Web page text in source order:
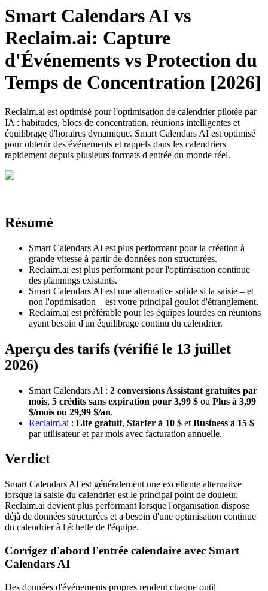
Smart Calendars AI vs
Reclaim.ai: Capture
d'Événements vs Protection du
Temps de Concentration [2026]
Reclaim.ai est optimisé pour l'optimisation de calendrier pilotée par
IA : habitudes, blocs de concentration, réunions intelligentes et
équilibrage d'horaires dynamique. Smart Calendars AI est optimisé
pour obtenir des événements et rappels dans les calendriers
rapidement depuis plusieurs formats d'entrée du monde réel.
Résumé
Smart Calendars AI est plus performant pour la création à
grande vitesse à partir de données non structurées.
Reclaim.ai est plus performant pour l'optimisation continue
des plannings existants.
Smart Calendars AI est une alternative solide si la saisie – et
non l'optimisation – est votre principal goulot d'étranglement.
Reclaim.ai est préférable pour les équipes lourdes en réunions
ayant besoin d'un équilibrage continu du calendrier.
Aperçu des tarifs (vérifié le 13 juillet
2026)
Smart Calendars AI : 2 conversions Assistant gratuites par
mois, 5 crédits sans expiration pour 3,99 $ ou Plus à 3,99
$/mois ou 29,99 $/an.
Reclaim.ai : Lite gratuit, Starter à 10 $ et Business à 15 $
par utilisateur et par mois avec facturation annuelle.
Verdict
Smart Calendars AI est généralement une excellente alternative
lorsque la saisie du calendrier est le principal point de douleur.
Reclaim.ai devient plus performant lorsque l'organisation dispose
déjà de données structurées et a besoin d'une optimisation continue
du calendrier à l'échelle de l'équipe.
Corrigez d'abord l'entrée calendaire avec Smart
Calendars AI
Des données d'événements propres rendent chaque outil